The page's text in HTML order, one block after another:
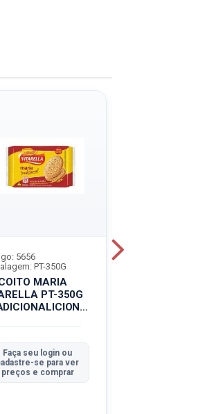
MARIA
PT-350G
5656
PT-350G
Faça seu login ou
se para ver
preços e comprar